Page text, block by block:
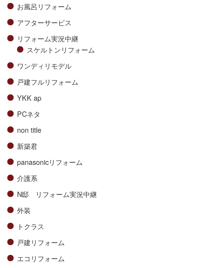
お風呂リフォーム
アフターサービス
リフォーム実況中継
スケルトンリフォーム
ワンディリモデル
戸建フルリフォーム
YKK ap
PCネタ
non title
新築君
panasonicリフォーム
介護系
N邸 リフォーム実況中継
外装
トクラス
戸建リフォーム
エコリフォーム